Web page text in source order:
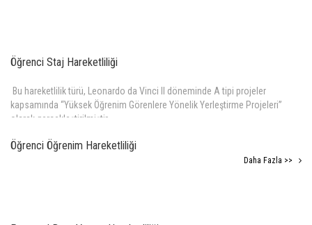
Öğrenci Staj Hareketliliği
Bu hareketlilik türü, Leonardo da Vinci II döneminde A tipi projeler
kapsamında “Yüksek Öğrenim Görenlere Yönelik Yerleştirme Projeleri”
olarak gerçekleştirilmiştir.
Öğrenci Öğrenim Hareketliliği
Daha Fazla >>